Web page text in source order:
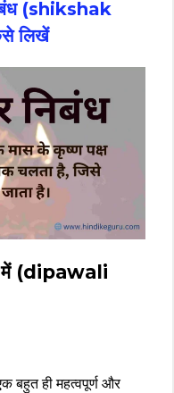
(shikshak
लिखें
में (dipawali
बहुत ही महत्वपूर्ण और